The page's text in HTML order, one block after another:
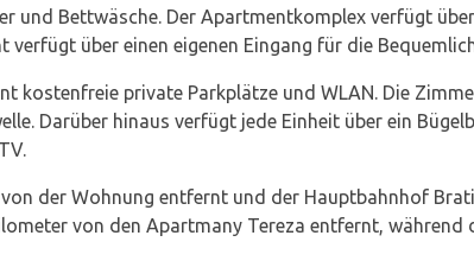
und Bettwäsche. Der Apartmentkomplex verfügt
verfügt über einen eigenen Eingang für die
kostenfreie private Parkplätze und WLAN. Die
Darüber hinaus verfügt jede Einheit über ein
der Wohnung entfernt und der Hauptbahnhof
von den Apartmany Tereza entfernt, während